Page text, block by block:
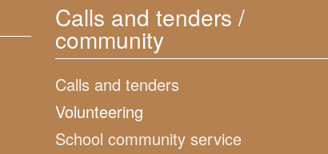
Calls and tenders /
community
Calls and tenders
Volunteering
School community service